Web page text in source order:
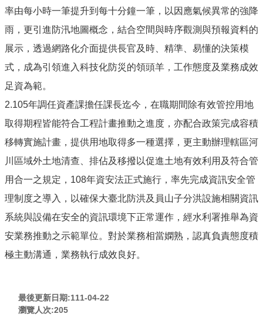
率由每小時一筆提升到每十分鐘一筆，以因應氣候異常的強降
雨，更引進防汛地圖概念，結合空間與時序觀測與預報資料的
展示，透過網路化介面提供長官及時、精準、易懂的決策模
式，成為引領進入科技化防災的領頭羊，工作態度及業務成效
足資為範。
2.105年調任資產課擔任課長迄今，在職期間除有效管控用地
取得期程皆能符合工程計畫推動之進度，亦配合政策完成容積
移轉實施計畫，提供用地取得多一種選擇，更主動辦理轄區河
川區域外土地清查、排佔及移撥以促進土地有效利用及符合管
用合一之規定，108年資安法正式施行，率先完成資訊安全管
理制度之導入，以確保大臺北防洪及員山子分洪設施相關資訊
系統與設備在安全的資訊環境下正常運作，經水利署推舉為資
安業務推動之示範單位。對於業務相當嫻熟，認真負責態度積
極主動溝通，業務執行成效良好。
最後更新日期:111-04-22
瀏覽人次:205